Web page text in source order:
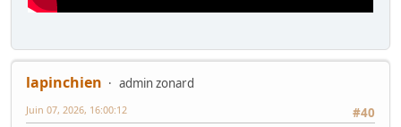
lapinchien
admin zonard
#40
Juin 07, 2026, 16:00:12